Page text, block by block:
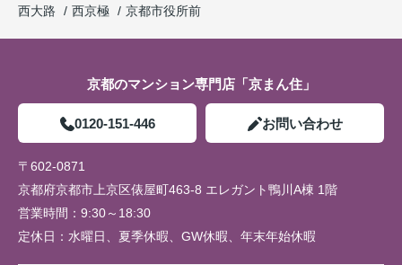
西大路
西京極 京都市役所前
京都のマンション専門店「京まん住」
0120-151-446 お問い合わせ
〒602-0871
京都府京都市上京区俵屋町463-8 エレガント鴨川A棟 1階
営業時間： 9:30～18:30
定休日： 水曜日、夏季休暇、GW休暇、年末年始休暇